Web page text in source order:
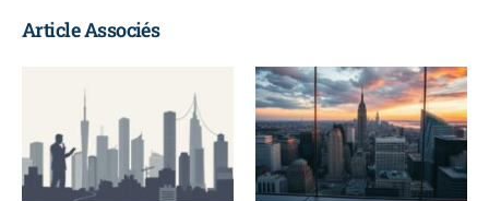
Article Associés